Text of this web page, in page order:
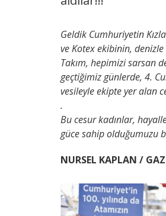
Geldik Cumhuriyetin
ve Kotex ekibinin, denizle
Takım, hepimizi sarsan
geçtiğimiz günlerde, 4.
vesileyle ekipte yer alan
.
Bu cesur kadınlar,
güce sahip olduğumuzu
NURSEL KAPLAN /